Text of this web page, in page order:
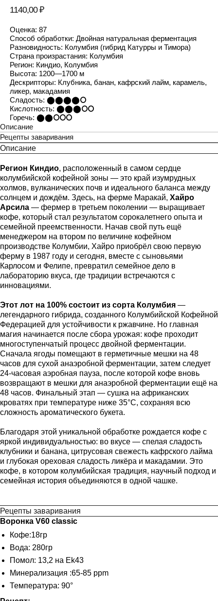
1140,00 ₽
Оценка: 87
Способ обработки: Двойная натуральная ферментация
Разновидность: Колумбия (гибрид Катурры и Тимора)
Страна произрастания: Колумбия
Регион: Киндио, Колумбия
Высота: 1200—1700 м
Дескрипторы: Клубника, банан, кафрский лайм, карамель,
ликер, макадамия
Сладость: ⬤⬤⬤⬤⭘
Кислотность: ⬤⬤⬤⭘⭘
Горечь: ⬤⬤⭘⭘⭘
Описание
Рецепты заваривания
Описание
Регион Киндио, расположенный в самом сердце
колумбийской кофейной зоны — это край изумрудных
холмов, вулканических почв и идеального баланса между
солнцем и дождём. Здесь, на ферме Маракай, Хайро
Арсила — фермер в третьем поколении — выращивает
кофе, который стал результатом сорокалетнего опыта и
семейной преемственности. Начав свой путь ещё
менеджером на втором по величине кофейном
производстве Колумбии, Хайро приобрёл свою первую
ферму в 1987 году и сегодня, вместе с сыновьями
Карлосом и Фелипе, превратил семейное дело в
лабораторию вкуса, где традиции встречаются с
инновациями.
Этот лот на 100% состоит из сорта Колумбия —
легендарного гибрида, созданного Колумбийской Кофейной
Федерацией для устойчивости к ржавчине. Но главная
магия начинается после сбора урожая: кофе проходит
многоступенчатый процесс двойной ферментации.
Сначала ягоды помещают в герметичные мешки на 48
часов для сухой анаэробной ферментации, затем следует
24-часовая аэробная пауза, после которой кофе вновь
возвращают в мешки для анаэробной ферментации ещё на
48 часов. Финальный этап — сушка на африканских
кроватях при температуре ниже 35°C, сохраняя всю
сложность ароматического букета.
Благодаря этой уникальной обработке рождается кофе с
яркой индивидуальностью: во вкусе — спелая сладость
клубники и банана, цитрусовая свежесть кафрского лайма
и глубокая ореховая сладость ликёра и макадамии. Это
кофе, в котором колумбийская традиция, научный подход и
семейная история объединяются в одной чашке.
Рецепты заваривания
Воронка V60 classic
Кофе:18гр
Вода: 280гр
Помол: 13,2 на Ek43
Минерализация :65-85 ppm
Температура: 90°